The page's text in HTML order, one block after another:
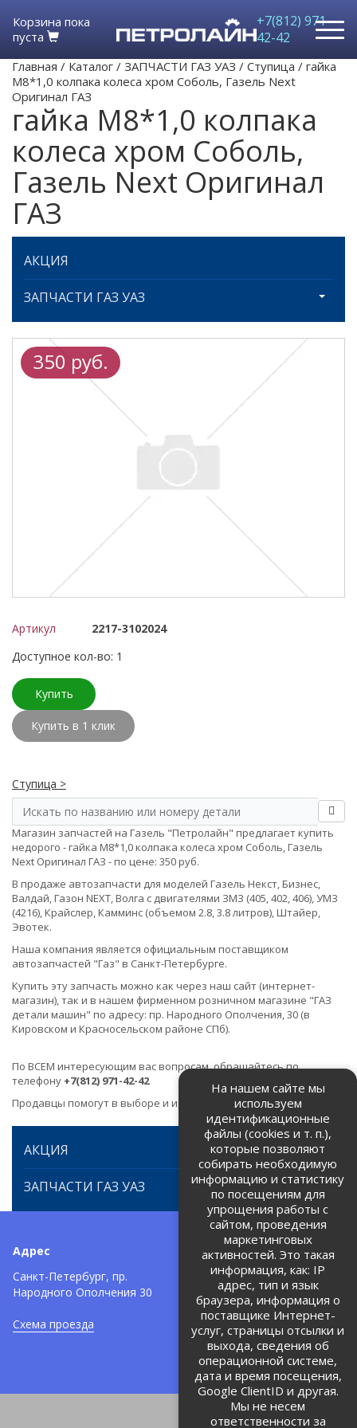
Корзина пока
пуста
+7(812) 971-
42-42
Главная / Каталог / ЗАПЧАСТИ ГАЗ УАЗ / Ступица / гайка
М8*1,0 колпака колеса хром Соболь, Газель Next
Оригинал ГАЗ
гайка М8*1,0 колпака
колеса хром Соболь,
Газель Next Оригинал
ГАЗ
АКЦИЯ
ЗАПЧАСТИ ГАЗ УАЗ
350 руб.
Артикул
2217-3102024
Доступное кол-во: 1
Купить
Купить в 1 клик
Ступица >
Магазин запчастей на Газель "Петролайн" предлагает купить
недорого - гайка М8*1,0 колпака колеса хром Соболь, Газель
Next Оригинал ГАЗ - по цене: 350 руб.
В продаже автозапчасти для моделей Газель Некст, Бизнес,
Валдай, Газон NEXT, Волга с двигателями ЗМЗ (405, 402, 406), УМЗ
(4216), Крайслер, Камминс (объемом 2.8, 3.8 литров), Штайер,
Эвотек.
Наша компания является официальным поставщиком
автозапчастей "Газ" в Санкт-Петербурге.
Купить эту запчасть можно как через наш сайт (интернет-
магазин), так и в нашем фирменном розничном магазине "ГАЗ
детали машин" по адресу: пр. Народного Ополчения, 30 (в
Кировском и Красносельском районе СПб).
По ВСЕМ интересующим вас вопросам, обращайтесь по
телефону +7(812) 971-42-42
Продавцы помогут в выборе и идентификации товара.
АКЦИЯ
ЗАПЧАСТИ ГАЗ УАЗ
Адрес
Санкт-Петербург, пр.
Народного Ополчения 30
Схема проезда
Телефоны:
+7 (812) 971-42-42
Политика об обработке и
защите персональных данных
Соглашение на обработку
персональных данных
На нашем сайте мы
используем
идентификационные
файлы (cookies и т. п.),
которые позволяют
собирать необходимую
информацию и статистику
по посещениям для
упрощения работы с
сайтом, проведения
маркетинговых
активностей. Это такая
информация, как: IP
адрес, тип и язык
браузера, информация о
поставщике Интернет-
услуг, страницы отсылки и
выхода, сведения об
операционной системе,
дата и время посещения,
Google ClientID и другая.
Мы не несем
ответственности за